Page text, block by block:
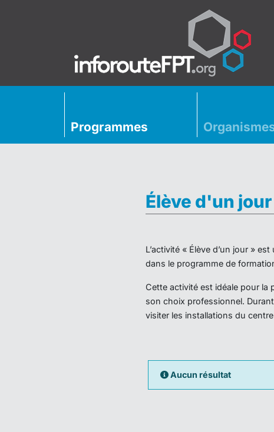
Programmes
Élève d'un jour
L’activité « Élève d’un jour »
dans le programme de
Cette activité est idéale pour
son choix professionnel.
visiter les installations du
Aucun résultat